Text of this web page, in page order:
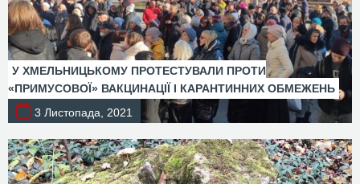
У ХМЕЛЬНИЦЬКОМУ ПРОТЕСТУВАЛИ ПРОТИ
«ПРИМУСОВОЇ» ВАКЦИНАЦІЇ І КАРАНТИННИХ ОБМЕЖЕНЬ
3 Листопада, 2021